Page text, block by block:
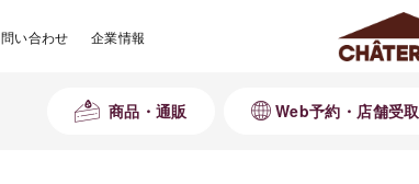
い合わせ 企業情報
商品・通販 Web予約・店舗受取